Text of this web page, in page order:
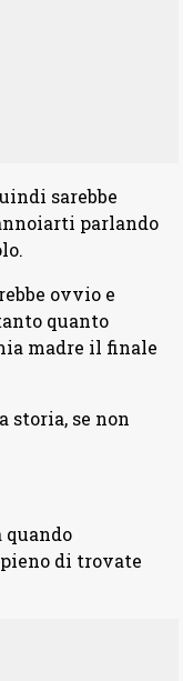
sarebbe
parlando
ovvio e
quanto
madre il finale
storia, se non
quando
di trovate